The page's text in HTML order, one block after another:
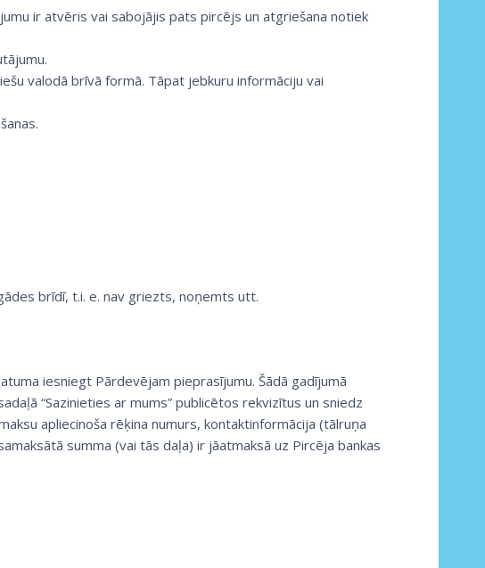
ir atvēris vai sabojājis pats pircējs un atgriešana notiek
valodā brīvā formā. Tāpat jebkuru informāciju vai
brīdī, t.i. e. nav griezts, noņemts utt.
iesniegt Pārdevējam pieprasījumu. Šādā gadījumā
“Sazinieties ar mums” publicētos rekvizītus un sniedz
apliecinoša rēķina numurs, kontaktinformācija (tālruņa
summa (vai tās daļa) ir jāatmaksā uz Pircēja bankas